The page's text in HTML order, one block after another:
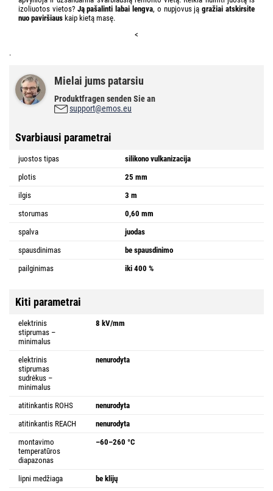
<
izoliuotos vietos? Ją pašalinti labai lengva, o nupjovus jągražiai atskirsite
nuo paviršiaus kaip kietą masę.
.
Mielai jums patarsiu
Produktfragen senden Sie an
support@emos.eu
Svarbiausi parametrai
juostos tipas
silikono vulkanizacija
plotis
25 mm
ilgis
3 m
storumas
0,60 mm
spalva
juodas
spausdinimas
be spausdinimo
pailginimas
iki 400 %
Kiti parametrai
elektrinis
stiprumas –
minimalus
8 kV/mm
elektrinis
stiprumas
sudrėkus –
minimalus
nenurodyta
atitinkantis ROHS
nenurodyta
atitinkantis REACH
nenurodyta
montavimo
temperatūros
diapazonas
–60–260 °C
lipni medžiaga
be klijų